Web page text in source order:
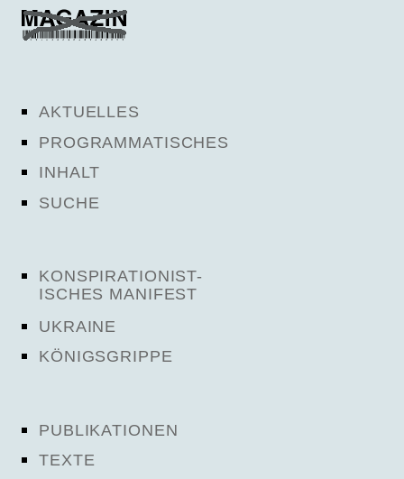
AKTUELLES
PROGRAMMATISCHES
INHALT
SUCHE
KONSPIRATIONIST-
ISCHES MANIFEST
UKRAINE
KÖNIGSGRIPPE
PUBLIKATIONEN
TEXTE